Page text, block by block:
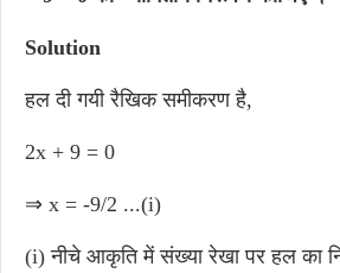
Solution
हल दी गयी रैखिक समीकरण है,
2x + 9 = 0
⇒ x = -9/2 ...(i)
(i) नीचे आकृति में संख्या रेखा पर हल का